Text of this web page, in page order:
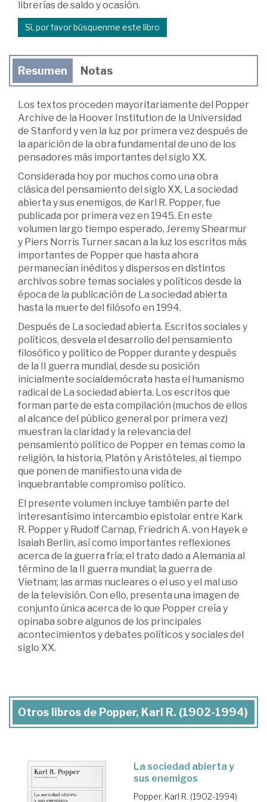
librerías de saldo y ocasión.
Sí, por favor búsquenme este libro
Resumen Notas
Los textos proceden mayoritariamente del Popper
Archive de la Hoover Institution de la Universidad
de Stanford y ven la luz por primera vez después de
la aparición de la obra fundamental de uno de los
pensadores más importantes del siglo XX.
Considerada hoy por muchos como una obra
clásica del pensamiento del siglo XX, La sociedad
abierta y sus enemigos, de Karl R. Popper, fue
publicada por primera vez en 1945. En este
volumen largo tiempo esperado, Jeremy Shearmur
y Piers Norris Turner sacan a la luz los escritos más
importantes de Popper que hasta ahora
permanecían inéditos y dispersos en distintos
archivos sobre temas sociales y políticos desde la
época de la publicación de La sociedad abierta
hasta la muerte del filósofo en 1994.
Después de La sociedad abierta. Escritos sociales y
políticos, desvela el desarrollo del pensamiento
filosófico y político de Popper durante y después
de la II guerra mundial, desde su posición
inicialmente socialdemócrata hasta el humanismo
radical de La sociedad abierta. Los escritos que
forman parte de esta compilación (muchos de ellos
al alcance del público general por primera vez)
muestran la claridad y la relevancia del
pensamiento político de Popper en temas como la
religión, la historia, Platón y Aristóteles, al tiempo
que ponen de manifiesto una vida de
inquebrantable compromiso político.
El presente volumen incluye también parte del
interesantísimo intercambio epistolar entre Kark
R. Popper y Rudolf Carnap, Friedrich A. von Hayek e
Isaiah Berlin, así como importantes reflexiones
acerca de la guerra fría; el trato dado a Alemania al
término de la II guerra mundial; la guerra de
Vietnam; las armas nucleares o el uso y el mal uso
de la televisión. Con ello, presenta una imagen de
conjunto única acerca de lo que Popper creía y
opinaba sobre algunos de los principales
acontecimientos y debates políticos y sociales del
siglo XX.
Otros libros de Popper, Karl R. (1902-1994)
La sociedad abierta y
sus enemigos
Popper, Karl R. (1902-1994)